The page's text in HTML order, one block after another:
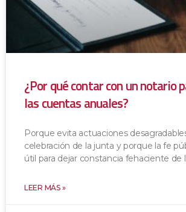
¿Por qué contar con un notario
las cuentas anuales?
Porque evita actuaciones
celebración de la junta y porque la fe
útil para dejar constancia fehaciente de
LEER MÁS »